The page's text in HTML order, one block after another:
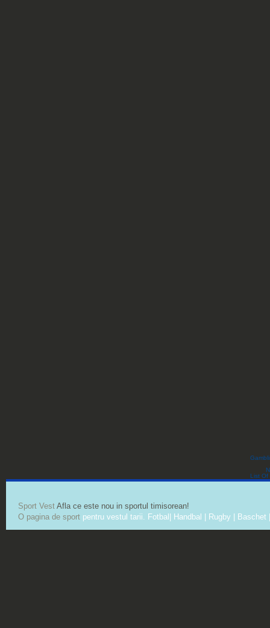
List Of
Sport Vest Afla ce este nou in sportul timisorean!
O pagina de sport pentru vestul tarii. Fotbal| Handbal | Rugby |